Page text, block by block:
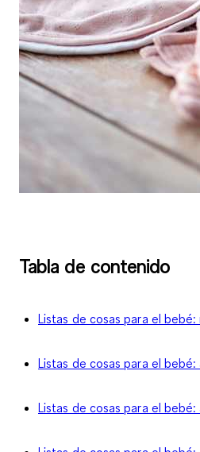
Tabla de contenido
Listas de cosas para el
Listas de cosas para el
Listas de cosas para el